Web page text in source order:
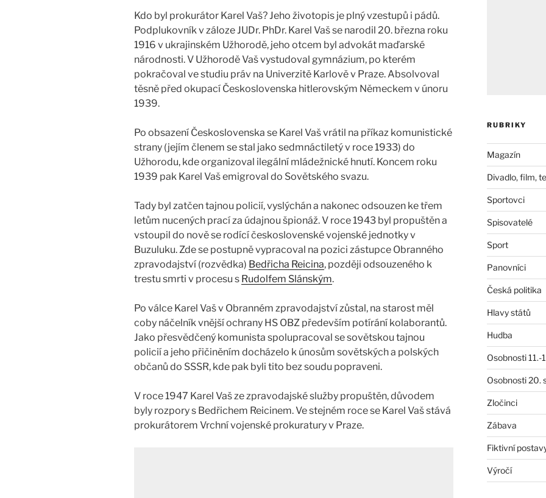
Kdo byl prokurátor Karel Vaš? Jeho životopis je plný vzestupů i pádů.
Podplukovník v záloze JUDr. PhDr. Karel Vaš se narodil 20. března roku
1916 v ukrajinském Užhorodě, jeho otcem byl advokát maďarské
národnosti. V Užhorodě Vaš vystudoval gymnázium, po kterém
pokračoval ve studiu práv na Univerzitě Karlově v Praze. Absolvoval
těsně před okupací Československa hitlerovským Německem v únoru
1939.
Po obsazení Československa se Karel Vaš vrátil na příkaz komunistické
strany (jejím členem se stal jako sedmnáctiletý v roce 1933) do
Užhorodu, kde organizoval ilegální mládežnické hnutí. Koncem roku
1939 pak Karel Vaš emigroval do Sovětského svazu.
Tady byl zatčen tajnou policií, vyslýchán a nakonec odsouzen ke třem
letům nucených prací za údajnou špionáž. V roce 1943 byl propuštěn a
vstoupil do nově se rodící československé vojenské jednotky v
Buzuluku. Zde se postupně vypracoval na pozici zástupce Obranného
zpravodajství (rozvědka) Bedřicha Reicina, později odsouzeného k
trestu smrti v procesu s Rudolfem Slánským.
Po válce Karel Vaš v Obranném zpravodajství zůstal, na starost měl
coby náčelník vnější ochrany HS OBZ především potírání kolaborantů.
Jako přesvědčený komunista spolupracoval se sovětskou tajnou
policií a jeho přičiněním docházelo k únosům sovětských a polských
občanů do SSSR, kde pak byli tito bez soudu popraveni.
V roce 1947 Karel Vaš ze zpravodajské služby propuštěn, důvodem
byly rozpory s Bedřichem Reicinem. Ve stejném roce se Karel Vaš stává
prokurátorem Vrchní vojenské prokuratury v Praze.
RUBRIKY
Magazín
Divadlo, film,
Sportovci
Spisovatelé
Sport
Panovníci
Česká politika
Hlavy států
Hudba
Osobnosti 11.-
Osobnosti 20.
Zločinci
Zábava
Fiktivní
Výročí